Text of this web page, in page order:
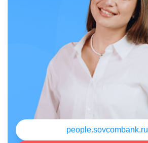
people.sovcombank.ru